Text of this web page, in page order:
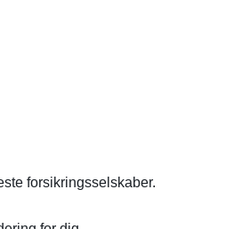
forsikringsselskaber.